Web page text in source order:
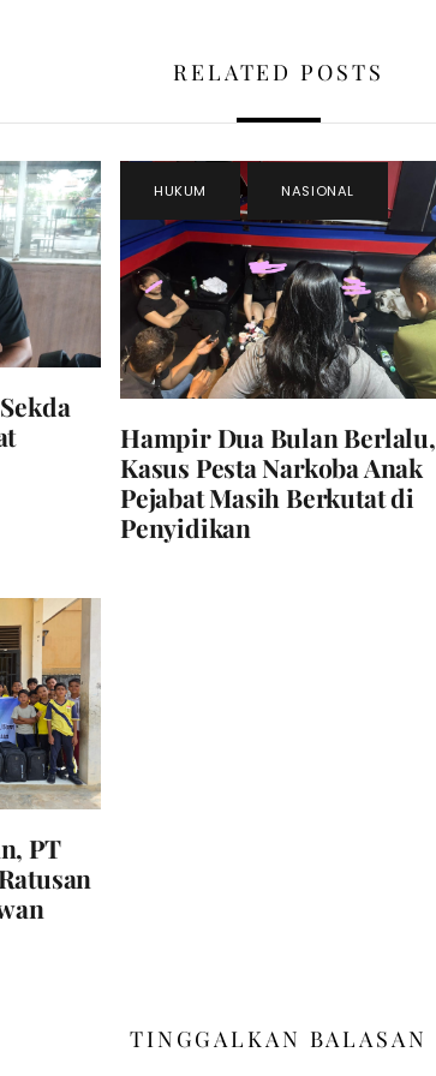
RELATED POSTS
HUKUM , NASIONAL
Hampir Dua Bulan Berlalu,
Kasus Pesta Narkoba Anak
Pejabat Masih Berkutat di
Penyidikan
PT
TINGGALKAN BALASAN